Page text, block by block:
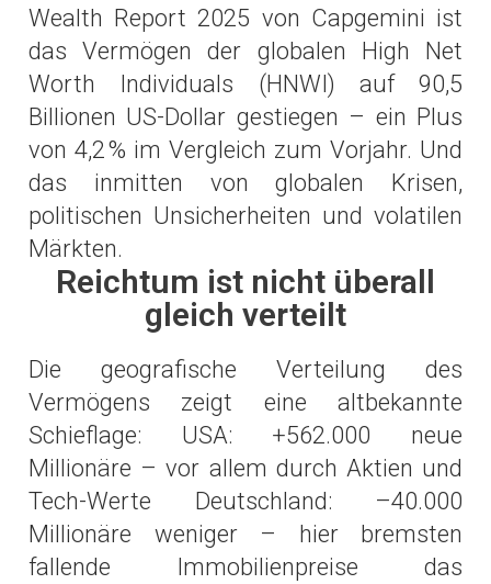
Wealth Report 2025 von Capgemini ist
das Vermögen der globalen High Net
Worth Individuals (HNWI) auf 90,5
Billionen US-Dollar gestiegen – ein Plus
von 4,2 % im Vergleich zum Vorjahr. Und
das inmitten von globalen Krisen,
politischen Unsicherheiten und volatilen
Märkten.
Reichtum ist nicht überall
gleich verteilt
Die geografische Verteilung des
Vermögens zeigt eine altbekannte
Schieflage: USA: +562.000 neue
Millionäre – vor allem durch Aktien und
Tech-Werte Deutschland: –40.000
Millionäre weniger – hier bremsten
fallende Immobilienpreise das